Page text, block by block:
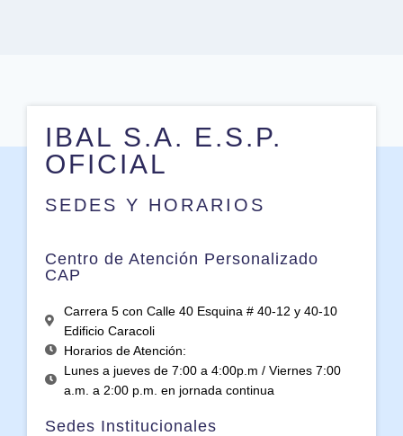
IBAL S.A. E.S.P.
OFICIAL
SEDES Y HORARIOS
Centro de Atención Personalizado
CAP
Carrera 5 con Calle 40 Esquina # 40-12 y 40-10
Edificio Caracoli
Horarios de Atención:
Lunes a jueves de 7:00 a 4:00p.m / Viernes 7:00
a.m. a 2:00 p.m. en jornada continua
Sedes Institucionales